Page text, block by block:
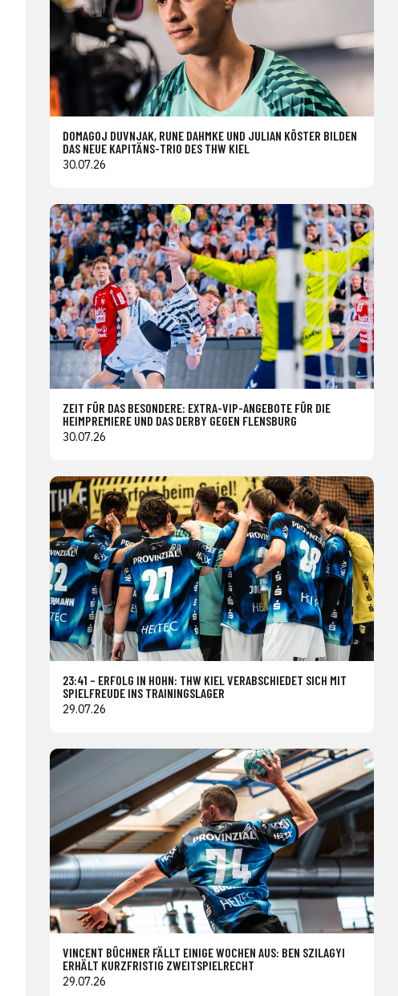
DOMAGOJ DUVNJAK, RUNE DAHMKE UND JULIAN KÖSTER BILDEN
DAS NEUE KAPITÄNS-TRIO DES THW KIEL
30.07.26
ZEIT FÜR DAS BESONDERE: EXTRA-VIP-ANGEBOTE FÜR DIE
HEIMPREMIERE UND DAS DERBY GEGEN FLENSBURG
30.07.26
23:41 – ERFOLG IN HOHN: THW KIEL VERABSCHIEDET SICH MIT
SPIELFREUDE INS TRAININGSLAGER
29.07.26
VINCENT BÜCHNER FÄLLT EINIGE WOCHEN AUS: BEN SZILAGYI
ERHÄLT KURZFRISTIG ZWEITSPIELRECHT
29.07.26